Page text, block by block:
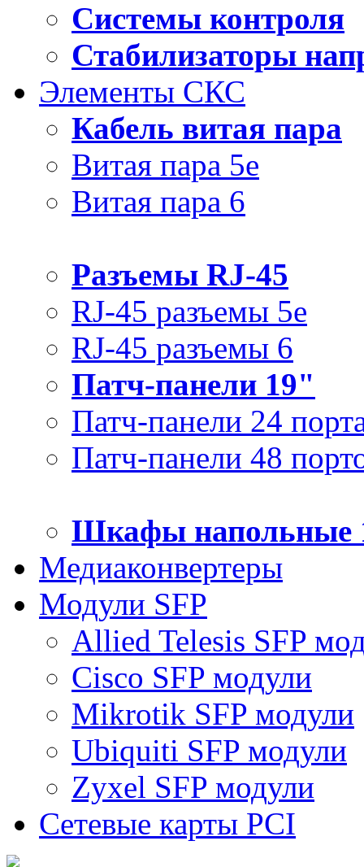
Системы контроля
Стабилизаторы
Элементы СКС
Кабель витая пара
Витая пара 5e
Витая пара 6
Разъемы RJ-45
RJ-45 разъемы 5e
RJ-45 разъемы 6
Патч-панели 19"
Патч-панели 24
Патч-панели 48
Шкафы напольные
Медиаконвертеры
Модули SFP
Allied Telesis SFP
Cisco SFP модули
Mikrotik SFP модули
Ubiquiti SFP модули
Zyxel SFP модули
Сетевые карты PCI